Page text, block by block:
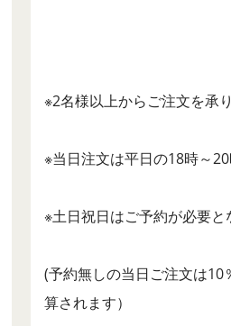
※2名様以上からご注文を承
※当日注文は平日の18時～
※土日祝日はご予約が必要と
(予約無しの当日ご注文は10
算されます）